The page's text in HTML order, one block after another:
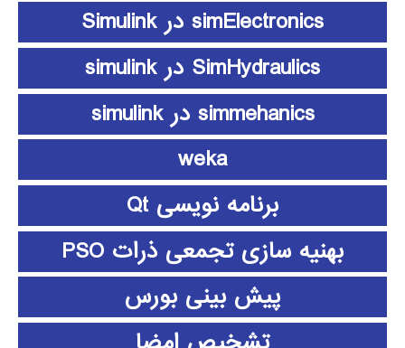
simElectronics در Simulink
SimHydraulics در simulink
simmehanics در simulink
weka
برنامه نویسی Qt
بهنیه سازی تجمعی ذرات PSO
پیش بینی بورس